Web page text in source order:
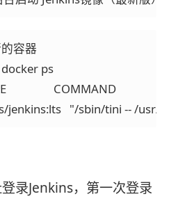
容器
ps
COMMAND
录Jenkins，第一次登录